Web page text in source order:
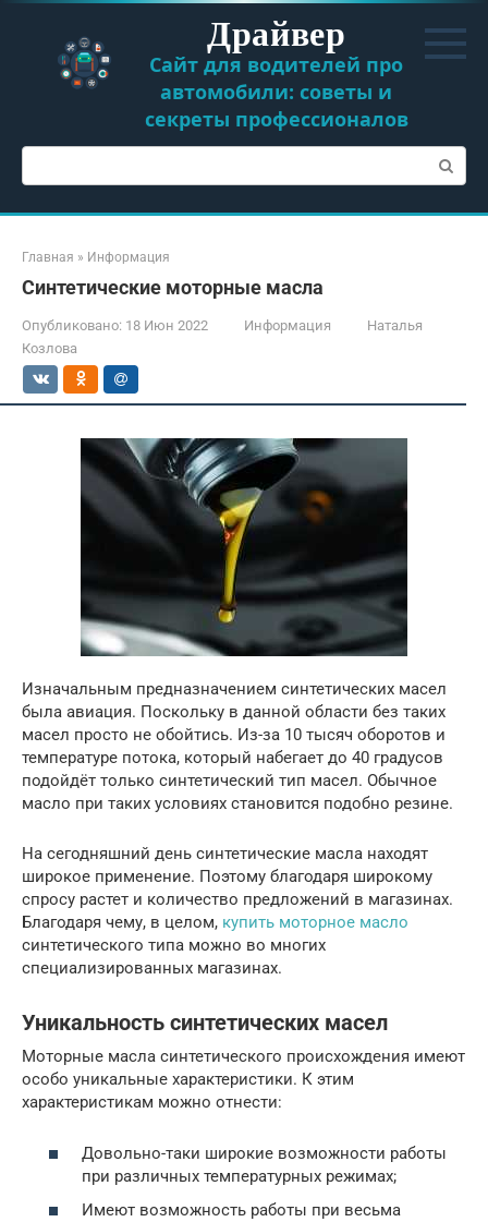
Перейти
контенту
Драйвер
Сайт для водителей про
автомобили: советы и
секреты профессионалов
Поиск:
Главная » Информация
Синтетические моторные масла
Опубликовано: 18 Июн 2022 Информация
Наталья
Козлова
Изначальным предназначением синтетических масел
была авиация. Поскольку в данной области без таких
масел просто не обойтись. Из-за 10 тысяч оборотов и
температуре потока, который набегает до 40 градусов
подойдёт только синтетический тип масел. Обычное
масло при таких условиях становится подобно резине.
На сегодняшний день синтетические масла находят
широкое применение. Поэтому благодаря широкому
спросу растет и количество предложений в магазинах.
Благодаря чему, в целом, купить моторное масло
синтетического типа можно во многих
специализированных магазинах.
Уникальность синтетических масел
Моторные масла синтетического происхождения имеют
особо уникальные характеристики. К этим
характеристикам можно отнести:
Довольно-таки широкие возможности работы
при различных температурных режимах;
Имеют возможность работы при весьма